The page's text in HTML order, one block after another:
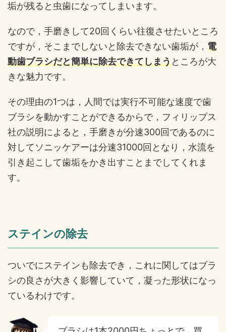
垢が残ると虫歯になってしまいます。
なので，手磨きして20回くらい往復させたいところ
ですが，そこまでしないと除去できない歯垢が， 電
動歯ブラシだと簡単に除去できてしまうところが大
きな魅力です。
その理由の1つは，人間では実行不可能な速度で歯
ブラシを動かすことができるからで，フィリップス
社の説明によると，手磨きが分速300回であるのに
対してソニッケアーは分速31000回となり，水流を
引き起こして歯垢をかき出すことまでしてくれま
す。
ステインの除去
ついでにステインも除去でき，これに関してはブラ
シの良さが大きく影響していて，凝った形状になっ
ているわけです。